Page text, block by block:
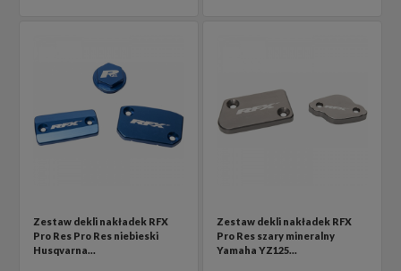
Zestaw dekli nakładek RFX
Pro Res Pro Res niebieski
Husqvarna…
Zestaw dekli nakładek RFX
Pro Res szary mineralny
Yamaha YZ125…